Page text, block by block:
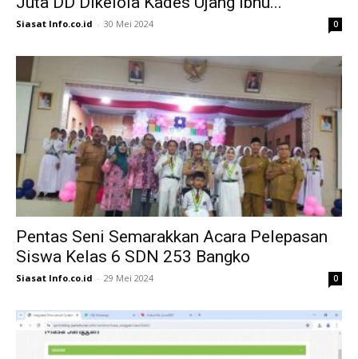
Siasat Info.co.id - 30 Mei 2024 0
Pentas Seni Semarakkan Acara Pelepasan
Siswa Kelas 6 SDN 253 Bangko
Siasat Info.co.id - 29 Mei 2024 0